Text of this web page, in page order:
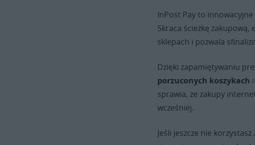
InPost Pay to
Skraca ścieżkę
sklepach i pozwala
Dzięki zapamiętywaniu
porzuconych koszykach
sprawia, że zakupy
wcześniej.
Jeśli jeszcze nie